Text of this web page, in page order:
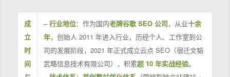
成
立
时
间
–行业地位：作为国内老牌谷歌 SEO 公司，从业十余
年，创始人 2011 年进入行业，历经个人、工作室到公
司的发展阶段，2021 年正式成立云点 SEO（宿迁文韬
武略信息技术有限公司），积累超 10 年实战经验。